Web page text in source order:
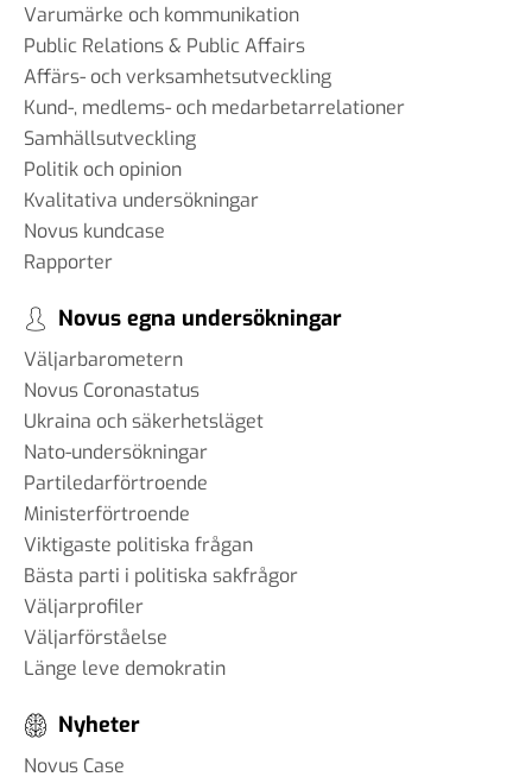
Varumärke och kommunikation
Public Relations & Public Affairs
Affärs- och verksamhetsutveckling
Kund-, medlems- och medarbetarrelationer
Samhällsutveckling
Politik och opinion
Kvalitativa undersökningar
Novus kundcase
Rapporter
Novus egna undersökningar
Väljarbarometern
Novus Coronastatus
Ukraina och säkerhetsläget
Nato-undersökningar
Partiledarförtroende
Ministerförtroende
Viktigaste politiska frågan
Bästa parti i politiska sakfrågor
Väljarprofiler
Väljarförståelse
Länge leve demokratin
Nyheter
Novus Case